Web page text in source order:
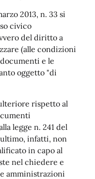
2013, n. 33 si
civico
del diritto a
(alle condizioni
e le
oggetto "di
rispetto al
legge n. 241 del
infatti, non
in capo al
nel chiedere e
amministrazioni